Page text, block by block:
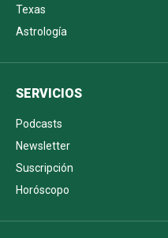
Texas
Astrología
SERVICIOS
Podcasts
Newsletter
Suscripción
Horóscopo